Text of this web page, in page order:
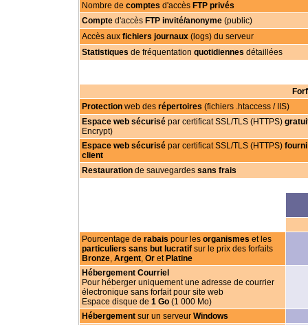
Nombre de comptes d'accès FTP privés
Compted'accès FTP invité/anonyme(public)
Accès aux fichiers journaux(logs) du serveur
Statistiques de fréquentation quotidiennes détaillées
Protectionweb des répertoires (fichiers .htaccess / IIS)
Espace web sécurisépar certificat SSL/TLS (HTTPS)
Encrypt)
Espace web sécurisépar certificat SSL/TLS (HTTPS)
client
Restaurationde sauvegardes sans frais
Pourcentage de rabais pour les organismes et les
particuliers sans but lucratif sur le prix des forfaits
Bronze, Argent, Oret Platine
Hébergement Courriel
Pour héberger uniquement une adresse de courrier
électronique sans forfait pour site web
Espace disque de 1 Go(1 000 Mo)
Hébergementsur un serveur Windows